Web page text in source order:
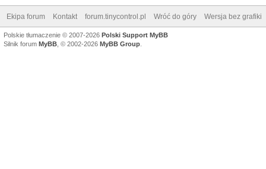
Ekipa forum Kontakt forum.tinycontrol.pl Wróć do góry Wersja bez grafiki
Polskie tłumaczenie © 2007-2026 Polski Support MyBB
Silnik forum MyBB , © 2002-2026 MyBB Group